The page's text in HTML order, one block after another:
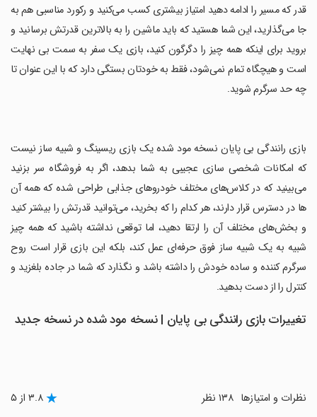
قدر که مسیر را ادامه دهید امتیاز بیشتری کسب می‌کنید و رکورد مناسبی هم به
جا می‌گذارید، این شما هستید که باید ماشین را به بالاترین قدرتش برسانید و
بروید برای اینکه همه چیز را دگرگون کنید، بازی یک سفر به سمت بی نهایت
است و هیچگاه تمام نمی‌شود، فقط به خودتان بستگی دارد که با این عنوان تا
چه حد سرگرم شوید.
‏بازی رانندگی بی پایان نسخه مود شده یک بازی ریسینگ و شبیه ساز نیست
که امکانات شخصی سازی عجیبی به شما بدهد، اگر به فروشگاه سر بزنید
می‌بینید که در کلاس‌های مختلف خودروهای جذابی طراحی شده که همه آن
ها در دسترس قرار دارند، هر کدام را که بخرید، می‌توانید قدرتش را بیشتر کنید
و بخش‌های مختلف آن را ارتقا دهید، اما توقعی نداشته باشید که همه چیز
شبیه به یک شبیه ساز فوق حرفه‌ای عمل کند، بلکه این بازی قرار است روح
سرگرم کننده و ساده خودش را داشته باشد و نگذارد که شما در جاده بلغزید و
کنترل را از دست بدهید.
تغییرات بازی رانندگی بی پایان | نسخه مود شده در نسخه جدید
نظرات و امتیازها ۳.۸ از ۵